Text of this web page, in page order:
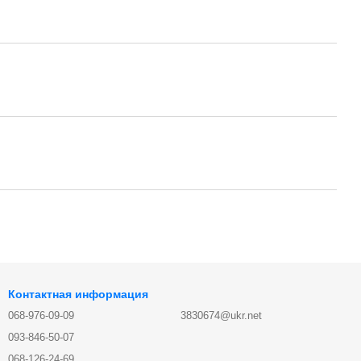
Контактная информация
068-976-09-09
093-846-50-07
3830674@ukr.net